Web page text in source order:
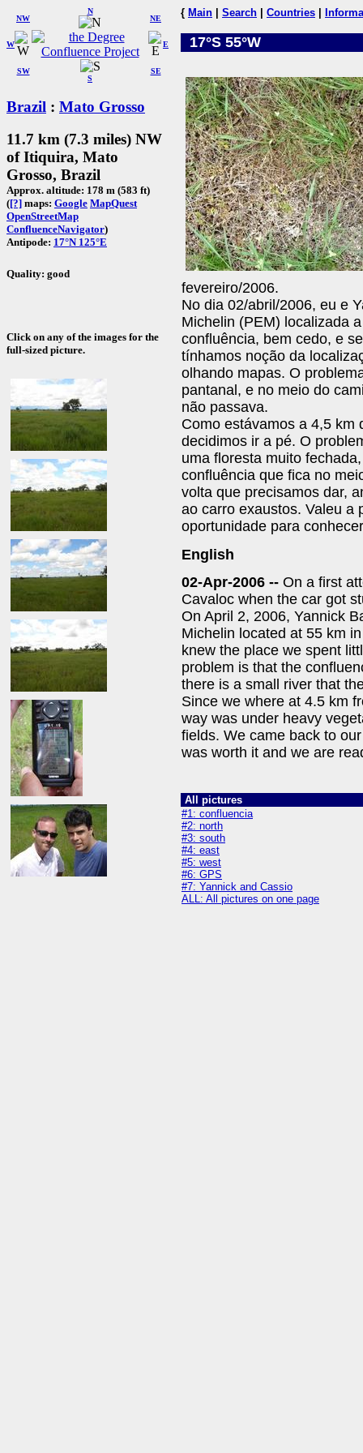
W
NW
N
NE
SW
S
SE
E
Brazil : Mato Grosso
11.7 km (7.3 miles) NW
of Itiquira, Mato
Grosso, Brazil
Approx. altitude: 178 m (583 ft)
([?] maps: Google MapQuest
OpenStreetMap
ConfluenceNavigator)
Antipode: 17°N 125°E
Quality: good
Click on any of the images for the
full-sized picture.
{ Main Search Countries
17°S 55°W
fevereiro/2006.
No dia 02/abril/2006, eu e
Michelin (PEM) localizada
confluência, bem cedo, e
tínhamos noção da
olhando mapas. O
pantanal, e no meio do
não passava.
Como estávamos a 4,5 km
decidimos ir a pé. O
uma floresta muito
confluência que fica no
volta que precisamos dar,
ao carro exaustos. Valeu a
oportunidade para
English
02-Apr-2006 -- On a first
Cavaloc when the car got
On April 2, 2006, Yannick
Michelin located at 55 km
knew the place we spent
problem is that the
there is a small river that
Since we where at 4.5 km
way was under heavy
fields. We came back to
was worth it and we are
All pictures
#1: confluencia
#2: north
#3: south
#4: east
#5: west
#6: GPS
#7: Yannick and Cassio
ALL: All pictures on one page